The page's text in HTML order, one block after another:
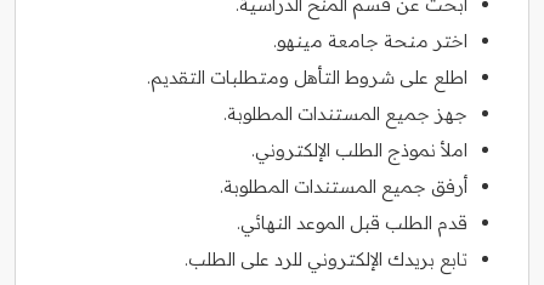
اختر منحة جامعة مينهو.
اطلع على شروط التأهل ومتطلبات التقديم.
جهز جميع المستندات المطلوبة.
املأ نموذج الطلب الإلكتروني.
أرفق جميع المستندات المطلوبة.
قدم الطلب قبل الموعد النهائي.
تابع بريدك الإلكتروني للرد على الطلب.